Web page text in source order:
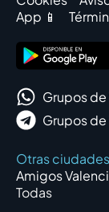
App 📱
Grupos
Grupos
Otras ciudades
Amigos
Todas